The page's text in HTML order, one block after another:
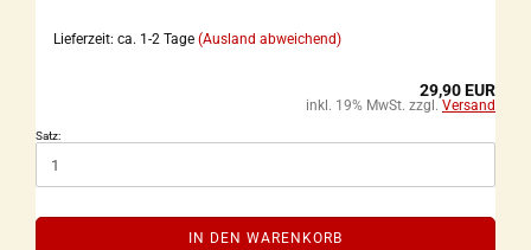
Lieferzeit: ca. 1-2 Tage (Ausland abweichend)
29,90 EUR
inkl. 19% MwSt. zzgl. Versand
Satz:
IN DEN WARENKORB